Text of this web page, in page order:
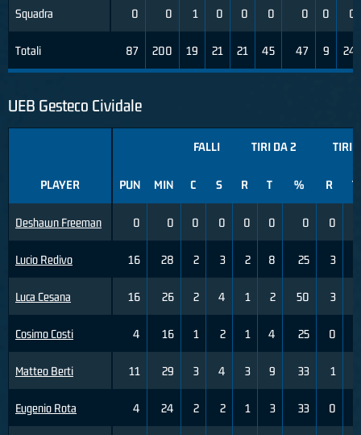
Squadra
Totali
0 0 1 0 0 0 0 0 0
87 200 19 21 21 45 47 9 24
UEB Gesteco Cividale
PLAYER
Deshawn Freeman
Lucio Redivo
Luca Cesana
Cosimo Costi
Matteo Berti
Eugenio Rota
FALLI TIRI DA 2 TIRI
PUN MIN C S R T % R T
0 0 0 0 0 0 0 0
16 28 2 3 2 8 25 3
16 26 2 4 1 2 50 3
4 16 1 2 1 4 25 0
11 29 3 4 3 9 33 1
4 24 2 2 1 3 33 0